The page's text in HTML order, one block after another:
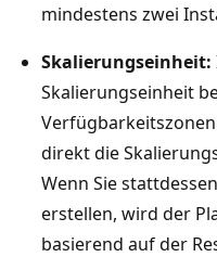
mindestens zwei
Skalierungseinheit:
Skalierungseinheit
direkt die
Wenn Sie
erstellen, wird der
basierend auf der